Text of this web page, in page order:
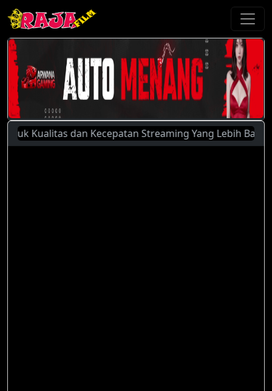
Kualitas dan Kecepatan Streaming Yang Lebih Baik,